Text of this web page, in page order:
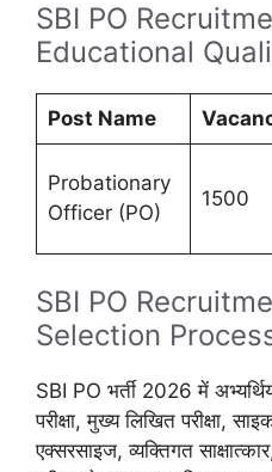
SBI PO
Educational
Post Name
Probationary
Officer (PO)
1500
SBI PO
Selection
SBI PO भर्ती 2026 में
परीक्षा, मुख्य लिखित परीक्षा,
एक्सरसाइज, व्यक्तिगत